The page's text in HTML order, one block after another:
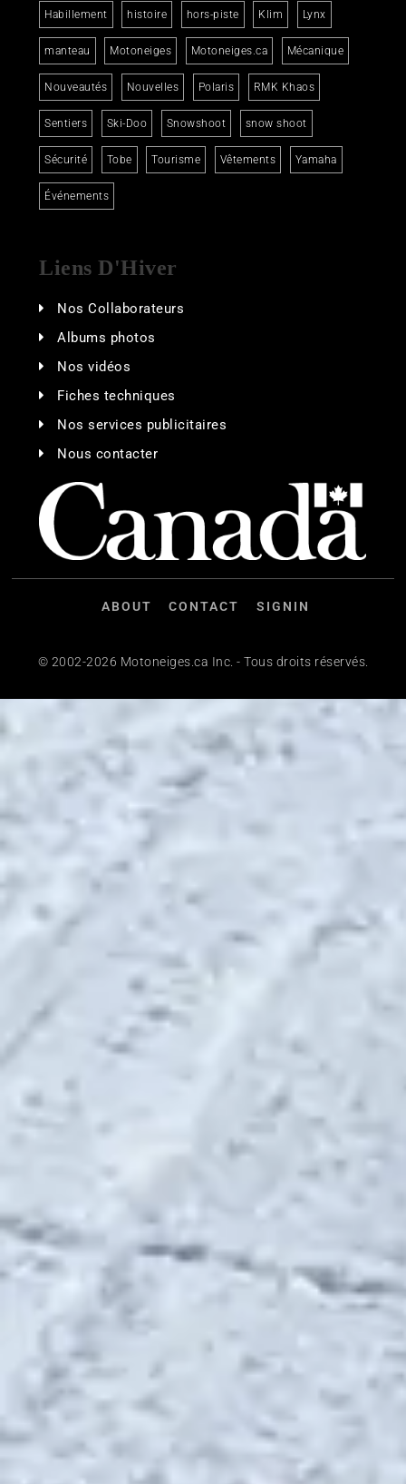
Habillement histoire hors-piste Klim Lynx
manteau Motoneiges Motoneiges.ca Mécanique
Nouveautés Nouvelles Polaris RMK Khaos
Sentiers Ski-Doo Snowshoot snow shoot
Sécurité Tobe Tourisme Vêtements Yamaha
Événements
Liens D'Hiver
Nos Collaborateurs
Albums photos
Nos vidéos
Fiches techniques
Nos services publicitaires
Nous contacter
ABOUT CONTACT SIGNIN
© 2002-2026 Motoneiges.ca Inc. - Tous droits réservés.